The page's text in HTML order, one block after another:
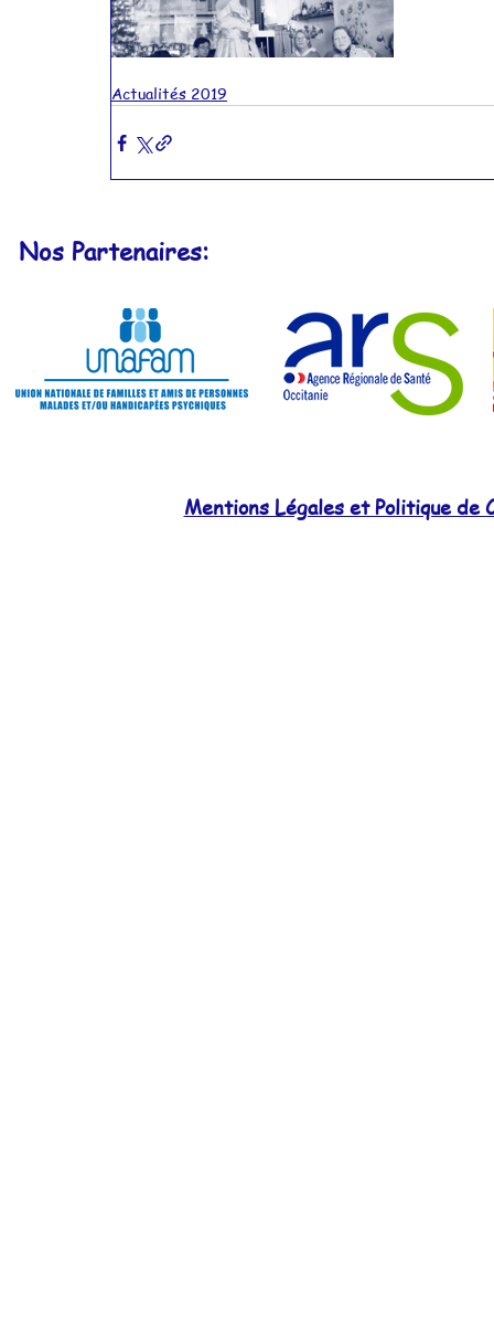
Actualités 2019
Nos Partenaires:
Mentions Légales et Politique de